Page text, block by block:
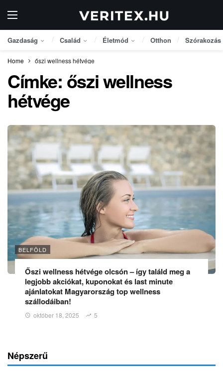
Gazdaság Család Életmód Otthon Szórakozás
Home őszi wellness hétvége
Címke: őszi wellness
hétvége
BELFÖLD
Őszi wellness hétvége olcsón – így találd meg a
legjobb akciókat, kuponokat és last minute
ajánlatokat Magyarország top wellness
szállodáiban!
október 18, 2025 5
Népszerű